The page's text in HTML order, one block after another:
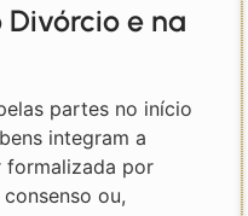
Divórcio e na
partes no início
integram a
formalizada por
ou,